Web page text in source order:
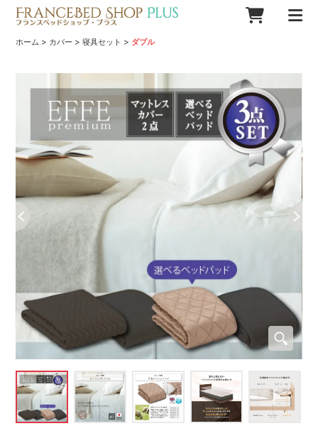
ホーム > カバー >寝具セット > ダブル